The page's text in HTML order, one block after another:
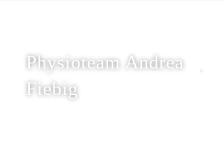
Physioteam Andrea
Fiebig